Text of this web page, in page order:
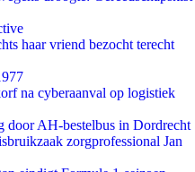
haar vriend bezocht terecht
na cyberaanval op logistiek
door AH-bestelbus in Dordrecht
zorgprofessional Jan